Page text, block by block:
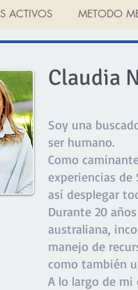
ACTIVOS METODO
Claudia
Soy una
ser humano.
Como
experiencias de
así desplegar
Durante 20
australiana,
manejo de
como también
A lo largo de mi